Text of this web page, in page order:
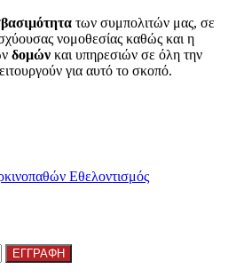
των συμπολιτών μας, σε
νομοθεσίας καθώς και η
δομών και υπηρεσιών σε όλη την
για αυτό το σκοπό.​